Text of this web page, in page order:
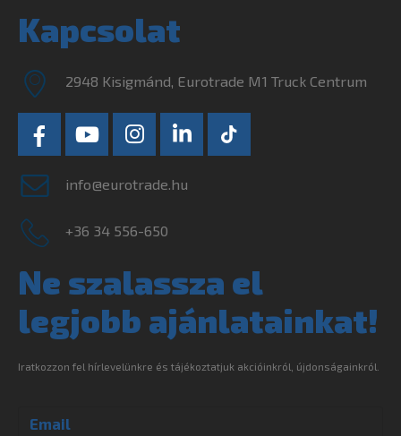
Kapcsolat
2948 Kisigmánd, Eurotrade M1 Truck Centrum
info@eurotrade.hu
+36 34 556-650
Ne szalassza el
legjobb ajánlatainkat!
Iratkozzon fel hírlevelünkre és tájékoztatjuk akcióinkról, újdonságainkról.